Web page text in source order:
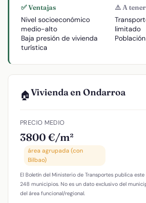
✅ Ventajas
Nivel socioeconómico
medio-alto
Baja presión de vivienda
turística
⚠️ A
limitado
🏠Vivienda en Ondarroa
PRECIO MEDIO
3800 €/m²
área agrupada (con
Bilbao)
El Boletín del Ministerio de Transportes publica
248 municipios. No es un dato exclusivo del
del área funcional/regional.